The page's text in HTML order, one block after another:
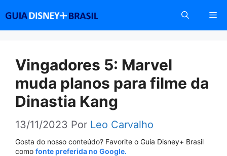
conteúdo
Vingadores 5: Marvel
muda planos para filme da
Dinastia Kang
13/11/2023 Por Leo Carvalho
Gosta do nosso conteúdo? Favorite o Guia Disney+ Brasil
como fonte preferida no Google.